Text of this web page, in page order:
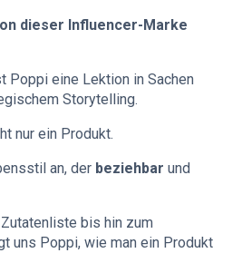
dieser Influencer-Marke
Poppi eine Lektion in Sachen
Storytelling.
nur ein Produkt.
an, der beziehbar und
bis hin zum
uns Poppi, wie man ein Produkt